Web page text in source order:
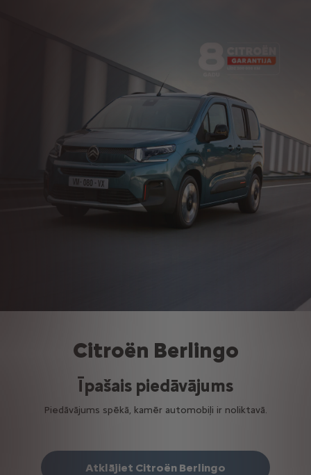
Citroën Berlingo
Īpašais piedāvājums
Piedāvājums spēkā, kamēr automobiļi ir noliktavā.
Atklājiet Citroën Berlingo